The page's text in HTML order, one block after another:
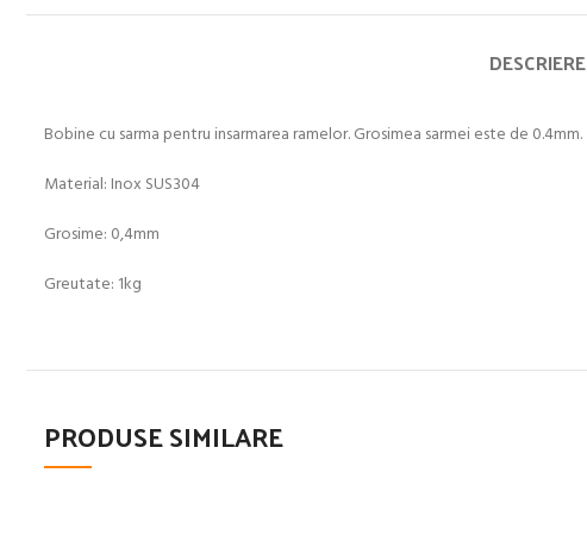
DESCRIERE
Bobine cu sarma pentru insarmarea ramelor. Grosimea sarmei este de 0.4mm.
Material: Inox SUS304
Grosime: 0,4mm
Greutate: 1kg
PRODUSE SIMILARE